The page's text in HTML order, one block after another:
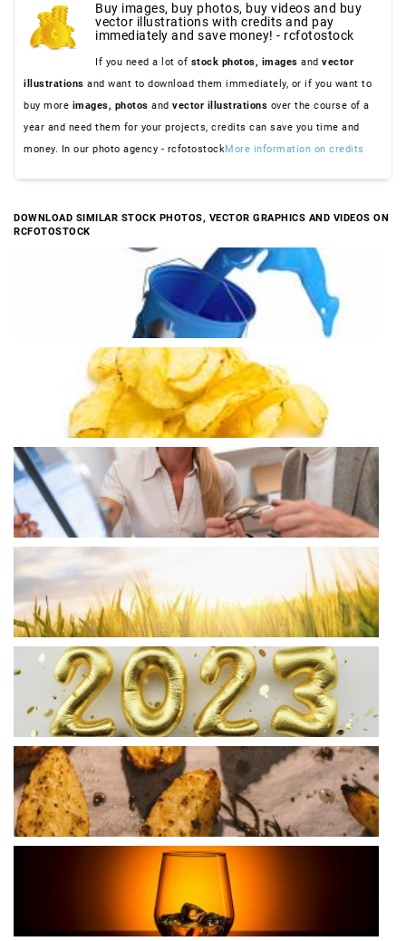
Buy images, buy photos, buy videos and buy
vector illustrations with credits and pay
immediately and save money! - rcfotostock
If you need a lot of stock photos, images and vector
illustrations and want to download them immediately, or if you want to
buy more images, photos and vector illustrations over the course of a
year and need them for your projects, credits can save you time and
money. In our photo agency - rcfotostockMore information on credits
DOWNLOAD SIMILAR STOCK PHOTOS, VECTOR GRAPHICS AND VIDEOS ON
RCFOTOSTOCK